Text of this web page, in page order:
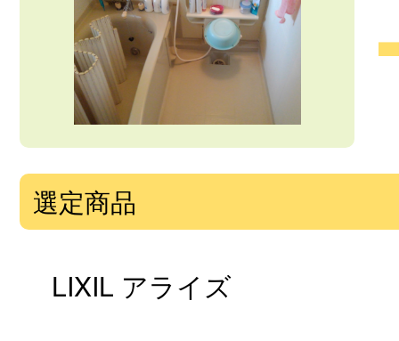
選定商品
LIXIL アライズ